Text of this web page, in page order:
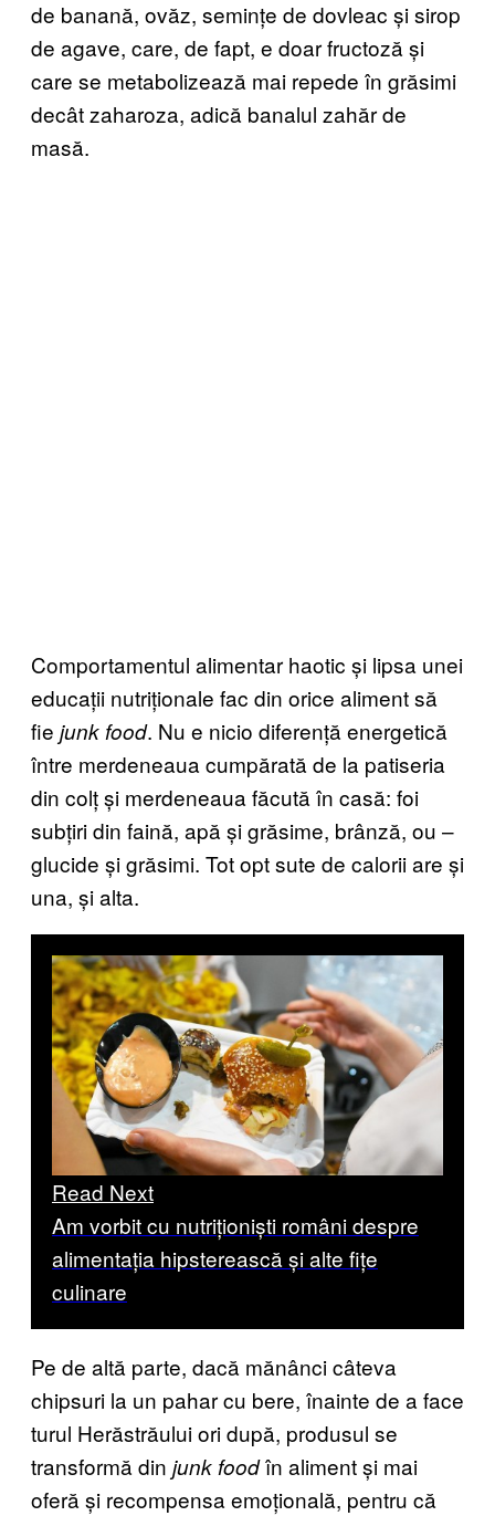
de banană, ovăz, semințe de dovleac și sirop
de agave, care, de fapt, e doar fructoză și
care se metabolizează mai repede în grăsimi
decât zaharoza, adică banalul zahăr de
masă.
Comportamentul alimentar haotic și lipsa unei
educații nutriționale fac din orice aliment să
fie junk food. Nu e nicio diferență energetică
între merdeneaua cumpărată de la patiseria
din colț și merdeneaua făcută în casă: foi
subțiri din faină, apă și grăsime, brânză, ou –
glucide și grăsimi. Tot opt sute de calorii are și
una, și alta.
Read Next
Am vorbit cu nutriționiști români despre
alimentația hipsterească și alte fițe
culinare
Pe de altă parte, dacă mănânci câteva
chipsuri la un pahar cu bere, înainte de a face
turul Herăstrăului ori după, produsul se
transformă din junk foodîn aliment și mai
oferă și recompensa emoțională, pentru că